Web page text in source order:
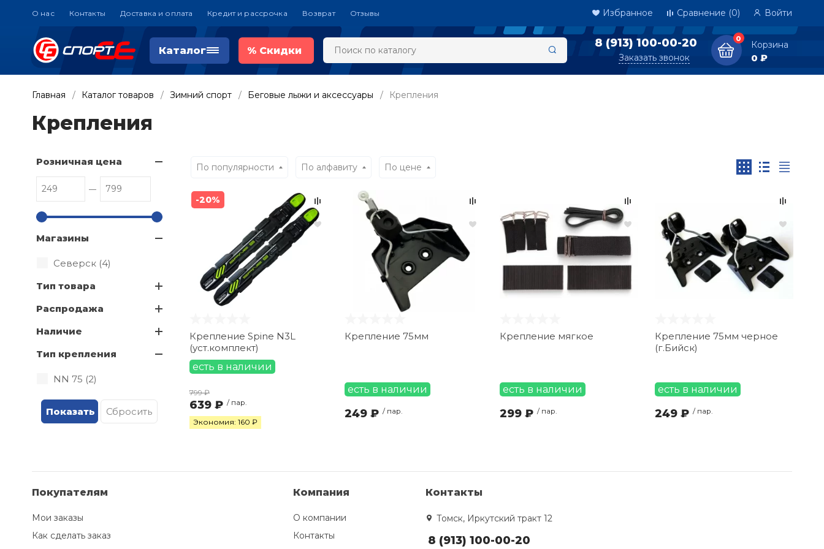
О нас Контакты Доставка и оплата Кредит и рассрочка Возврат Отзывы Избранное Сравнение (0) Войти
Каталог % Скидки
8 (913) 100-00-20
Заказать звонок
0
Корзина
0 ₽
Главная Каталог товаров Зимний спорт Беговые лыжи и аксессуары Крепления
Крепления
Розничная цена
Магазины
Северск (4)
Тип товара
Распродажа
Наличие
Тип крепления
NN 75 (2)
По популярности По алфавиту По цене
-20%
Крепление Spine N3L
(уст.комплект)
есть в наличии
799 ₽
639 ₽ / пар.
Экономия: 160 ₽
Крепление 75мм
есть в наличии
249 ₽ / пар.
Крепление мягкое
есть в наличии
299 ₽ / пар.
Крепление 75мм черное
(г.Бийск)
есть в наличии
249 ₽ / пар.
Покупателям
Мои заказы
Как сделать заказ
Компания
О компании
Контакты
Контакты
Томск, Иркутский тракт 12
8 (913) 100-00-20